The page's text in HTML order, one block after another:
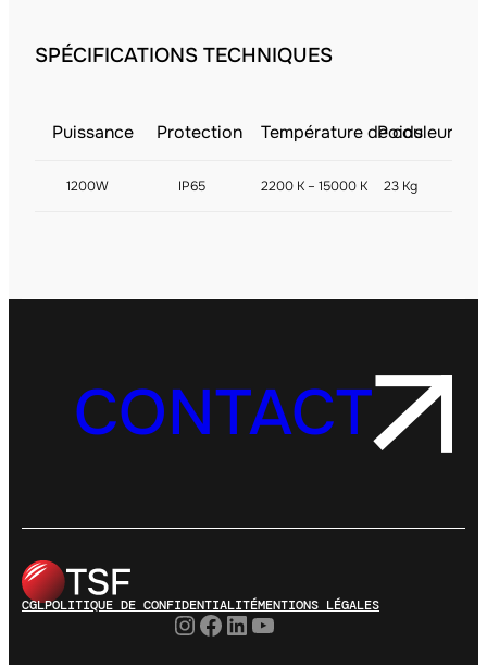
SPÉCIFICATIONS TECHNIQUES
Puissance Protection Température de couleur
Poids
1200W IP65 2200 K – 15000 K 23 Kg
CONTACT
CGLPOLITIQUE DE CONFIDENTIALITÉMENTIONS LÉGALES
Instagram
Facebook
LinkedIn
YouTube